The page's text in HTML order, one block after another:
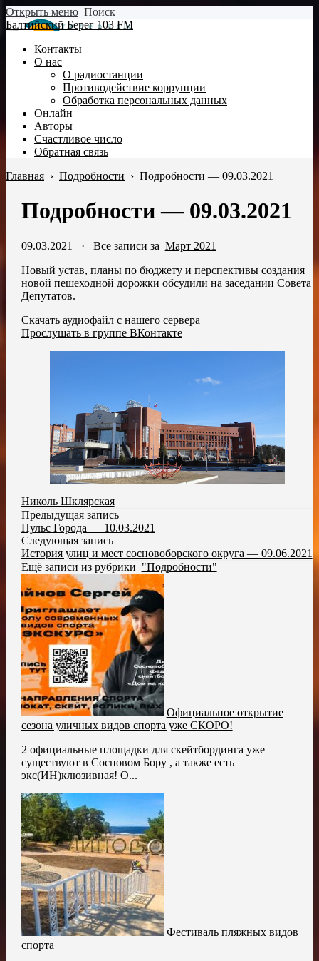
Открыть меню Поиск
Балтийский Берег 103 FM
Контакты
О нас
О радиостанции
Противодействие коррупции
Обработка персональных данных
Онлайн
Авторы
Счастливое число
Обратная связь
Главная › Подробности › Подробности — 09.03.2021
Подробности — 09.03.2021
09.03.2021 · Все записи за Март 2021
Новый устав, планы по бюджету и перспективы создания
новой пешеходной дорожки обсудили на заседании Совета
Депутатов.
Скачать аудиофайл с нашего сервера
Прослушать в группе ВКонтакте
Николь Шклярская
Предыдущая запись
Пульс Города — 10.03.2021
Следующая запись
История улиц и мест сосновоборского округа — 09.06.2021
Ещё записи из рубрики "Подробности"
Официальное открытие
сезона уличных видов спорта уже СКОРО!
2 официальные площадки для скейтбординга уже
существуют в Сосновом Бору , а также есть
экс(ИН)клюзивная! О...
Фестиваль пляжных видов
спорта